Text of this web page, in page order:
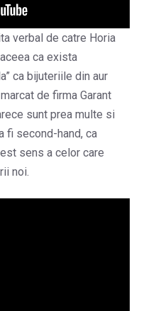
verbal de catre Horia
ca exista
ca bijuteriile din aur
de firma Garant
sunt prea multe si
fi second-hand, ca
sens a celor care
noi.